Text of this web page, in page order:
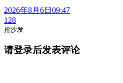
2026年8月6日09:47
128
抢沙发
请登录后发表评论